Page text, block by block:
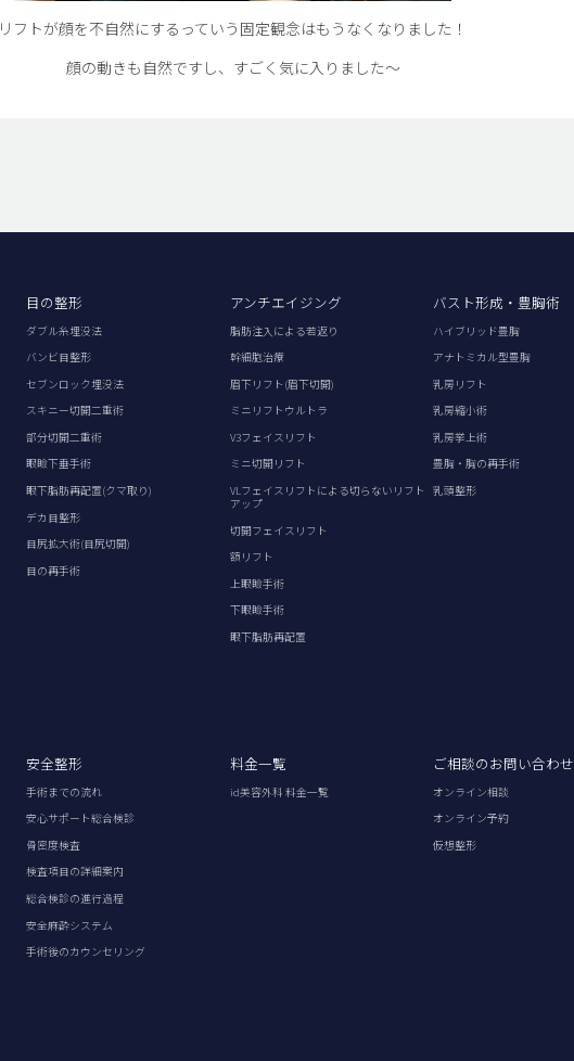
リフトが顔を不自然にするっていう固定観念はもうなくなりました！
顔の動きも自然ですし、すごく気に入りました～
目の整形
ダブル糸埋没法
バンビ目整形
セブンロック埋没法
スキニー切開二重術
部分切開二重術
眼瞼下垂手術
眼下脂肪再配置(クマ取り)
デカ目整形
目尻拡大術(目尻切開)
目の再手術
アンチエイジング
脂肪注入による若返り
幹細胞治療
眉下リフト(眉下切開)
ミニリフトウルトラ
V3フェイスリフト
ミニ切開リフト
VLフェイスリフトによる切らないリフト
アップ
切開フェイスリフト
額リフト
上眼瞼手術
下眼瞼手術
眼下脂肪再配置
バスト形成・豊胸術
ハイブリッド豊胸
アナトミカル型豊胸
乳房リフト
乳房縮小術
乳房挙上術
豊胸・胸の再手術
乳頭整形
安全整形
手術までの流れ
安心サポート総合検診
骨密度検査
検査項目の詳細案内
総合検診の進行過程
安全麻酔システム
手術後のカウンセリング
料金一覧
id美容外科 料金一覧
ご相談のお問い合わせ
オンライン相談
オンライン予約
仮想整形